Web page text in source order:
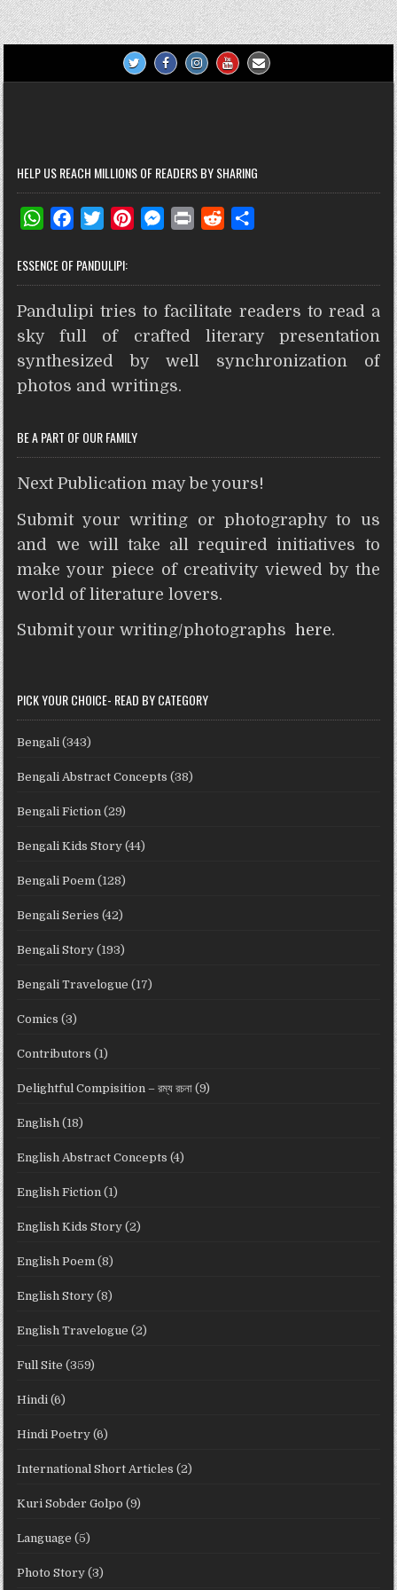
t
r
navigation
HELP US REACH MILLIONS OF READERS BY SHARING
W
a
t
s
A
p
p
c
e
b
o
o
k
T
i
t
t
e
r
t
e
r
e
s
M
s
e
n
g
e
n
t
d
i
t
r
e
ESSENCE OF PANDULIPI:
Pandulipi tries to facilitate readers to read a
sky full of crafted literary presentation
synthesized by well synchronization of
photos and writings.
BE A PART OF OUR FAMILY
Next Publication may be yours!
Submit your writing or photography to us
and we will take all required initiatives to
make your piece of creativity viewed by the
world of literature lovers.
Submit your writing/photographshere.
PICK YOUR CHOICE- READ BY CATEGORY
Bengali (343)
Bengali Abstract Concepts (38)
Bengali Fiction (29)
Bengali Kids Story (44)
Bengali Poem (128)
Bengali Series (42)
Bengali Story (193)
Bengali Travelogue (17)
Comics (3)
Contributors (1)
Delightful Compisition – রম্য রচনা (9)
English (18)
English Abstract Concepts (4)
English Fiction (1)
English Kids Story (2)
English Poem (8)
English Story (8)
English Travelogue (2)
Full Site (359)
Hindi (6)
Hindi Poetry (6)
International Short Articles (2)
Kuri Sobder Golpo (9)
Language (5)
Photo Story (3)